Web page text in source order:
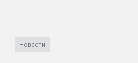
Новости